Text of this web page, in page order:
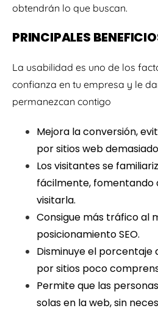
obtendrán lo que buscan.
PRINCIPALES
La usabilidad es uno de los
confianza en tu empresa y le
permanezcan contigo
Mejora la conversión,
por sitios web
Los visitantes se
fácilmente, fomentando
visitarla.
Consigue más tráfico al
posicionamiento SEO.
Disminuye el
por sitios poco
Permite que las
solas en la web, sin